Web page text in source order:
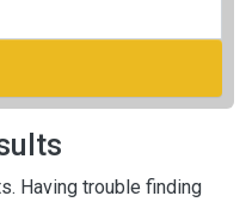
Having trouble finding